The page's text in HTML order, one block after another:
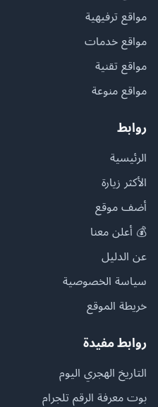
مواقع ترفيهية
مواقع خدمات
مواقع تقنية
مواقع منوعة
روابط
الرئيسية
الأكثر زيارة
أضف موقع
💰 أعلن معنا
عن الدليل
سياسة الخصوصية
خريطة الموقع
روابط مفيدة
التاريخ الهجري اليوم
بوت معرفة الرقم تلجرام